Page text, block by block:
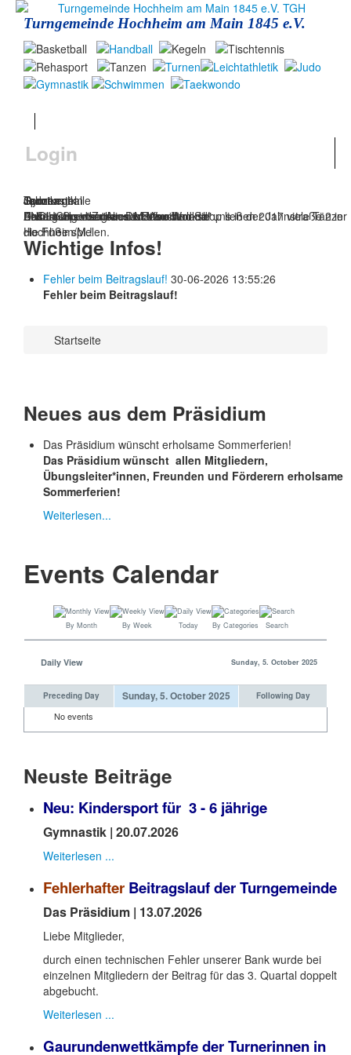
Turngemeinde Hochheim am Main 1845 e.V.
Login
Jahnturnhalle
Das ist unser Zuhause. Besuchen Sie uns in der Jahnstraße 2 in
Hochheim/M.!
Tanzen
Beim gemeinsamen Discofox-Workshop ließen 2017 viele Tänzer
die Füße spielen.
Gymnastik
Aufführung von "Alice im Wunderland"
Judo
ENDLICH - die neuen Matten sind da!
Sportkegeln
Unsere Sportkegler sind bereit!
Wichtige Infos!
Fehler beim Beitragslauf! 30-06-2026 13:55:26
Fehler beim Beitragslauf!
Startseite
Neues aus dem Präsidium
Das Präsidium wünscht erholsame Sommerferien!
Das Präsidium wünscht allen Mitgliedern,
Übungsleiter*innen, Freunden und Förderern erholsame
Sommerferien!
Weiterlesen...
Events Calendar
By Month By Week Today By Categories Search
Daily View Sunday, 5. October 2025
Preceding Day Sunday, 5. October 2025 Following Day
No events
Neuste Beiträge
Neu: Kindersport für 3 - 6 jährige
Gymnastik | 20.07.2026
Weiterlesen ...
Fehlerhafter Beitragslauf der Turngemeinde
Das Präsidium | 13.07.2026
Liebe Mitglieder,
durch einen technischen Fehler unserer Bank wurde bei
einzelnen Mitgliedern der Beitrag für das 3. Quartal doppelt
abgebucht.
Weiterlesen ...
Gaurundenwettkämpfe der Turnerinnen in